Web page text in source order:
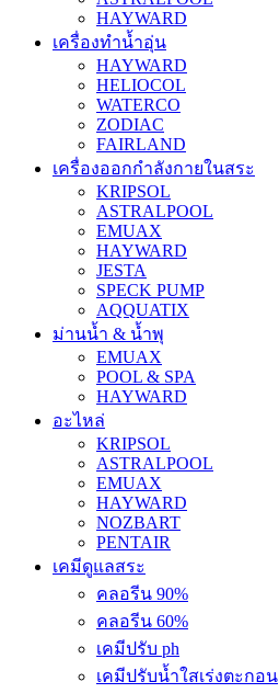
HAYWARD
เครื่องทำน้ำอุ่น
HAYWARD
HELIOCOL
WATERCO
ZODIAC
FAIRLAND
เครื่องออกกำลังกายในสระ
KRIPSOL
ASTRALPOOL
EMUAX
HAYWARD
JESTA
SPECK PUMP
AQQUATIX
ม่านน้ำ & น้ำพุ
EMUAX
POOL & SPA
HAYWARD
อะไหล่
KRIPSOL
ASTRALPOOL
EMUAX
HAYWARD
NOZBART
PENTAIR
เคมีดูแลสระ
คลอรีน 90%
คลอรีน 60%
เคมีปรับ ph
เคมีปรับน้ำใสเร่งตะกอน